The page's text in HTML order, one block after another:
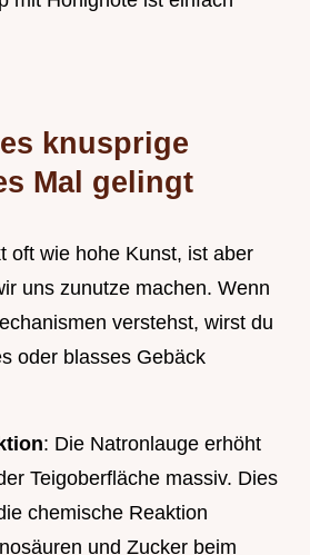
knusprige
Mal gelingt
oft wie hohe Kunst, ist aber
uns zunutze machen. Wenn
verstehst, wirst du
oder blasses Gebäck
: Die Natronlauge erhöht
Teigoberfläche massiv. Dies
chemische Reaktion
und Zucker beim